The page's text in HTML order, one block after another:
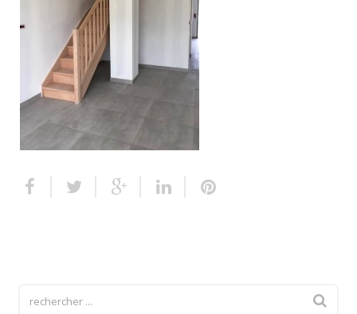
Escalier extérieur
Finitions pour escalier